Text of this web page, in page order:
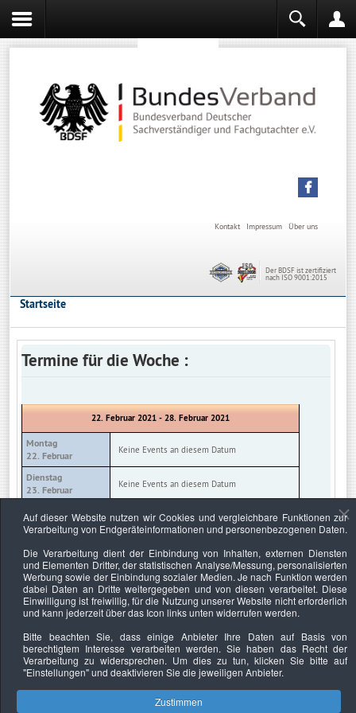
Über uns
Impressum
Kontakt
Der BDSF ist zertifiziert
nach ISO 9001:2015
Startseite
Termine für die Woche :
22. Februar 2021 - 28. Februar 2021
Montag
22. Februar
Keine Events an diesem Datum
Dienstag
23. Februar
Keine Events an diesem Datum
Mittwoch
24. Februar
Keine Events an diesem Datum
25. Februar
Keine Events an diesem Datum
Freitag
26. Februar
Keine Events an diesem Datum
Samstag
Sonntag
28. Februar
Keine Events an diesem Datum
Auf dieser Website nutzen wir Cookies und vergleichbare Funktionen zur
Verarbeitung von Endgeräteinformationen und personenbezogenen Daten.
Die Verarbeitung dient der Einbindung von Inhalten, externen Diensten
und Elementen Dritter, der statistischen Analyse/Messung, personalisierten
Werbung sowie der Einbindung sozialer Medien. Je nach Funktion werden
dabei Daten an Dritte weitergegeben und von diesen verarbeitet. Diese
Einwilligung ist freiwillig, für die Nutzung unserer Website nicht erforderlich
und kann jederzeit über das Icon links unten widerrufen werden.
Bitte beachten Sie, dass einige Anbieter Ihre Daten auf Basis von
berechtigtem Interesse verarbeiten werden. Sie haben das Recht der
Verarbeitung zu widersprechen. Um dies zu tun, klicken Sie bitte auf
"Einstellungen"und deaktivieren Sie die jeweiligen Anbieter.
Zustimmen